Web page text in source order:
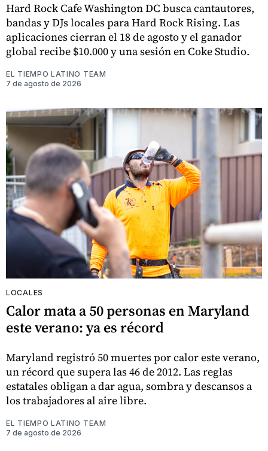
Hard Rock Cafe Washington DC busca cantautores,
bandas y DJs locales para Hard Rock Rising. Las
aplicaciones cierran el 18 de agosto y el ganador
global recibe $10.000 y una sesión en Coke Studio.
EL TIEMPO LATINO TEAM
7 de agosto de 2026
LOCALES
Calor mata a 50 personas en Maryland
este verano: ya es récord
Maryland registró 50 muertes por calor este verano,
un récord que supera las 46 de 2012. Las reglas
estatales obligan a dar agua, sombra y descansos a
los trabajadores al aire libre.
EL TIEMPO LATINO TEAM
7 de agosto de 2026